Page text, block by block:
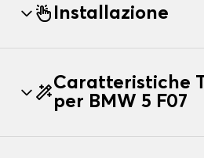
Installazione
Caratteristiche
per BMW 5 F07